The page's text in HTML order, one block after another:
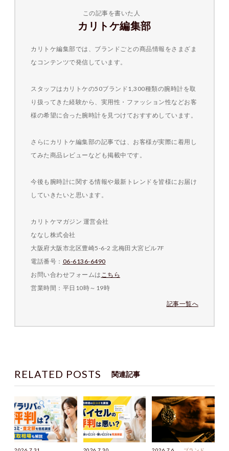
この記事を書いた人
カリトケ編集部
カリトケ編集部では、ブランドごとの商品情報をさまざま
なコンテンツで発信しています。
スタッフはカリトケの50ブランド1,300種類の腕時計を取
り扱ってきた経験から、実用性・ファッション性などお客
様の希望に合った腕時計を見つけておすすめしています。
さらにカリトケ編集部の記事では、お客様が実際に着用し
てみた商品レビューなども掲載中です。
今後も腕時計に関する情報や最新トレンドを皆様にお届け
していきたいと思います。
カリトケマガジン 運営会社
ななし株式会社
大阪府大阪市北区豊崎5-6-2 北梅田大宮ビル7F
電話番号： 06-6136-6490
お問い合わせフォームは こちら
営業時間：平日10時～19時
記事一覧へ
RELATED POSTS 関連記事